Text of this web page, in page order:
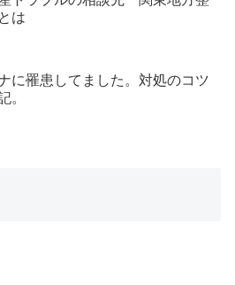
は
に罹患してました。対処のコツ
。